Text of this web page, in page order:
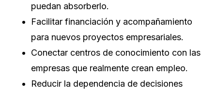
puedan absorberlo.
Facilitar financiación y acompañamiento
para nuevos proyectos empresariales.
Conectar centros de conocimiento con las
empresas que realmente crean empleo.
Reducir la dependencia de decisiones